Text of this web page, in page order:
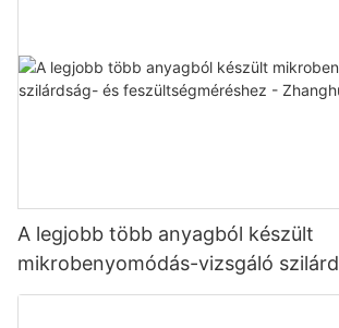
A legjobb több anyagból készült
mikrobenyomódás-vizsgáló
feszültségméréshez - Zhanghua